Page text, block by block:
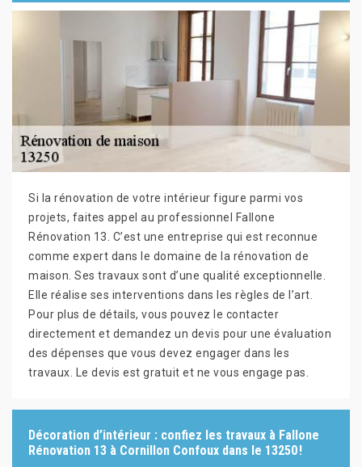
Si la rénovation de votre intérieur figure parmi vos
projets, faites appel au professionnel Fallone
Rénovation 13. C’est une entreprise qui est reconnue
comme expert dans le domaine de la rénovation de
maison. Ses travaux sont d’une qualité exceptionnelle.
Elle réalise ses interventions dans les règles de l’art.
Pour plus de détails, vous pouvez le contacter
directement et demandez un devis pour une évaluation
des dépenses que vous devez engager dans les
travaux. Le devis est gratuit et ne vous engage pas.
Décoration d’intérieur : confiez les travaux à Fallone
Rénovation 13 à Cornillon Confoux dans le 13250 !